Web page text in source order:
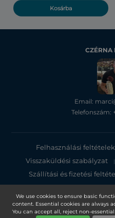
We use cookies to ensure basic
content. Essential cookies are always
You can accept all, reject non-
Kosárba
CZÉRNA
Email:
Telefonszám:
Felhasználási feltételek
Visszaküldési szabályzat |
Szállítási és fizetési
Copyright 2025, DXN